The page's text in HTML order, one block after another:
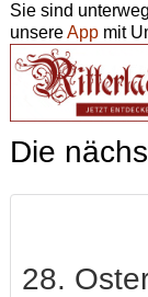
Sie sind
unsereAppmit
Die
28.